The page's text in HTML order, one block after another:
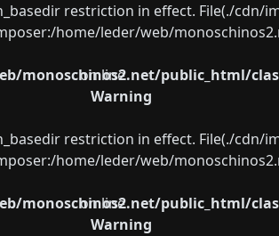
restriction in effect. File(./
home/leder/web/
monoschinos2.net/public_html/
on line
Warning
restriction in effect. File(./
home/leder/web/
monoschinos2.net/public_html/
on line
Warning